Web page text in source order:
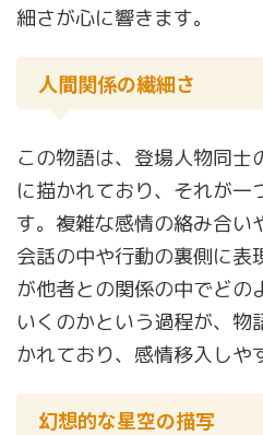
細さが心に響きます。
人間関係の繊細さ
この物語は、登場人物同士
に描かれており、それが一
す。複雑な感情の絡み合い
会話の中や行動の裏側に表
が他者との関係の中でどの
いくのかという過程が、物
かれており、感情移入しや
幻想的な星空の描写